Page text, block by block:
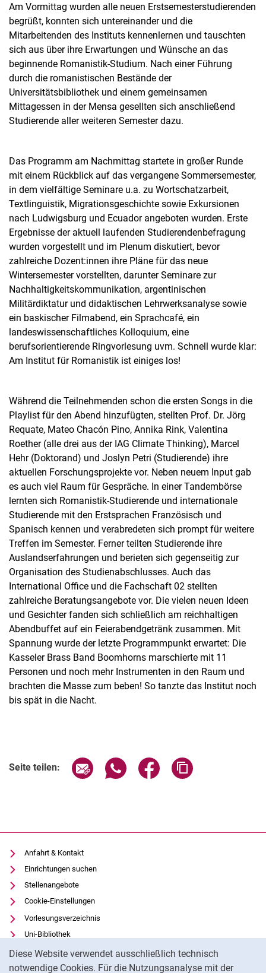
Diese Website verwendet ausschließlich technisch
notwendige Cookies. Für die Nutzungsanalyse mit der
Am Vormittag wurden alle neuen Erstsemesterstudierenden
begrüßt, konnten sich untereinander und die
Mitarbeitenden des Instituts kennenlernen und tauschten
sich aus über ihre Erwartungen und Wünsche an das
beginnende Romanistik-Studium. Nach einer Führung
durch die romanistischen Bestände der
Universitätsbibliothek und einem gemeinsamen
Mittagessen in der Mensa gesellten sich anschließend
Studierende aller weiteren Semester dazu.
Das Programm am Nachmittag startete in großer Runde
mit einem Rückblick auf das vergangene Sommersemester,
in dem vielfältige Seminare u.a. zu Wortschatzarbeit,
Textlinguistik, Migrationsgeschichte sowie Exkursionen
nach Ludwigsburg und Ecuador angeboten wurden. Erste
Ergebnisse der aktuell laufenden Studierendenbefragung
wurden vorgestellt und im Plenum diskutiert, bevor
zahlreiche Dozent:innen ihre Pläne für das neue
Wintersemester vorstellten, darunter Seminare zur
Nachhaltigkeitskommunikation, argentinischen
Militärdiktatur und didaktischen Lehrwerksanalyse sowie
ein baskischer Filmabend, ein Sprachcafé, ein
landeswissenschaftliches Kolloquium, eine
berufsorientierende Ringvorlesung uvm. Schnell wurde klar:
Am Institut für Romanistik ist einiges los!
Während die Teilnehmenden schon die ersten Songs in die
Playlist für den Abend hinzufügten, stellten Prof. Dr. Jörg
Requate, Mateo Chacón Pino, Annika Rink, Valentina
Roether (alle drei aus der IAG Climate Thinking), Marcel
Hehr (Doktorand) und Joslyn Petri (Studierende) ihre
aktuellen Forschungsprojekte vor. Neben neuem Input gab
es auch viel Raum für Gespräche. In einer Tandembörse
lernten sich Romanistik-Studierende und internationale
Studierende mit den Erstsprachen Französisch und
Spanisch kennen und verabredeten sich prompt für weitere
Treffen im Semester. Ferner teilten Studierende ihre
Auslandserfahrungen und berieten sich gegenseitig zur
Organisation des Studienabschlusses. Auch das
International Office und die Fachschaft 02 stellten
zahlreiche Beratungsangebote vor. Die vielen neuen Ideen
und Gesichter fanden sich schließlich am reichhaltigen
Abendbuffet auf ein Feierabendgetränk zusammen. Mit
Spannung wurde der letzte Programmpunkt erwartet: Die
Kasseler Brass Band Boomhorns marschierte mit 11
Personen und noch mehr Instrumenten in den Raum und
brachten die Masse zum beben! So tanzte das Institut noch
bis spät in die Nacht.
Seite teilen: Seite über E-Mail teilen
Seite über WhatsApp teilen
Seite über Facebook
Anfahrt & Kontakt
Einrichtungen suchen
Stellenangebote
Cookie-Einstellungen
Vorlesungsverzeichnis
Uni-Bibliothek
Moodle
Panopto